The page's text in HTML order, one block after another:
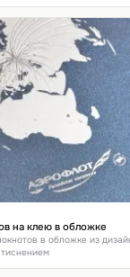
на клею в обложке
в обложке из